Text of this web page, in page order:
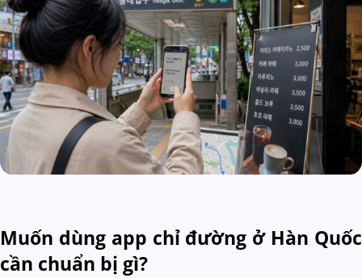
Muốn dùng app chỉ đường ở Hàn Quốc
cần chuẩn bị gì?